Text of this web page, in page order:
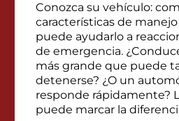
Conozca su vehículo:
características de
puede ayudarlo a
de emergencia.
más grande que puede
detenerse? ¿O un
responde rápidamente?
puede marcar la